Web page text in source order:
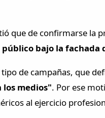
que de confirmarse la
bajo la
de campañas, que
medios". Por ese
al ejercicio